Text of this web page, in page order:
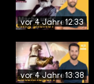
vor 4 Jahren12:33
vor 4 Jahren13:38